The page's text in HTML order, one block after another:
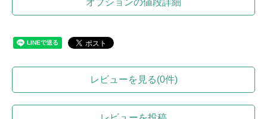
オプションの値段詳細
レビューを見る(0件)